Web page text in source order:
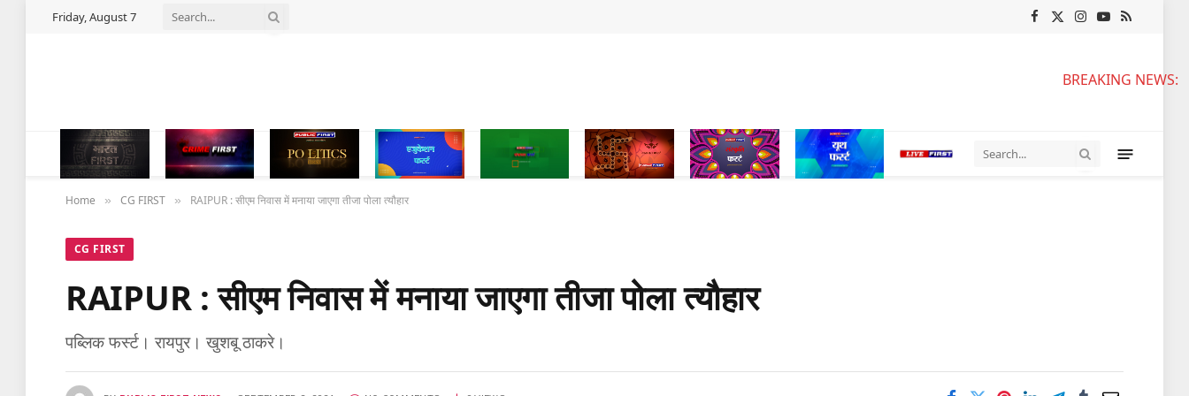
Friday, August 7 Facebook
X
Instagram
YouTube
RSS
BREAKING NEWS:
Home » CG FIRST » RAIPUR : सीएम निवास में मनाया जाएगा तीजा पोला त्यौहार
CG FIRST
RAIPUR : सीएम निवास में मनाया जाएगा तीजा पोला त्यौहार
पब्लिक फर्स्ट। रायपुर। खुशबू ठाकरे।